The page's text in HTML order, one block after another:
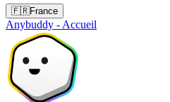
🇫🇷France
Anybuddy - Accueil